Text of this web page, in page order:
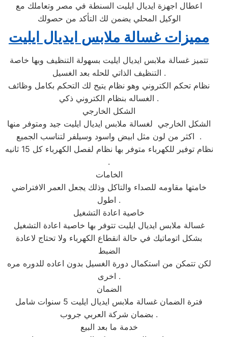
اعطال اجهزة ايديال ايليت السنطة في مصر وتعاملك مع
الوكيل المحلي يضمن لك التأكد من حصولك
مميزات غسالة ملابس ايديال ايليت
تتميز غسالة ملابس ايديال ايليت بسهولة التنظيف وبها خاصة
التنظيف الذاتي للحله بعد الغسيل .
نظام تحكم الكتروني وهو نظام يتيح لك التحكم بكامل وظائف
الغساله بنظام الكتروني ذكي .
الشكل الخارجي
الشكل الخارجي لغسالة ملابس ايديال ايليت جيد ومتوفر منها
اكثر من لون مثل ابيض واسود وسيلفر لتناسب الجميع .
نظام توفير للكهرباء متوفر بها نظام لفصل الكهرباء كل 15 ثانيه
.
الخامات
خامتها مقاومه للصداء والتاكل وذلك يجعل العمر الافتراضي
اطول .
خاصية اعادة التشغيل
غسالة ملابس ايديال ايليت تتوفر بها خاصية اعادة التشغيل
بشكل اتوماتيك في حالة انقطاع الكهرباء ولا تحتاج لاعادة
الضبط
لكن تتمكن من استكمال دورة الغسيل بدون اعاده للدوره مره
اخرى .
الضمان
فترة الضمان غسالة ملابس ايديال ايليت 5 سنوات شامل
بضمان شركة العربي جروب .
خدمة ما بعد البيع